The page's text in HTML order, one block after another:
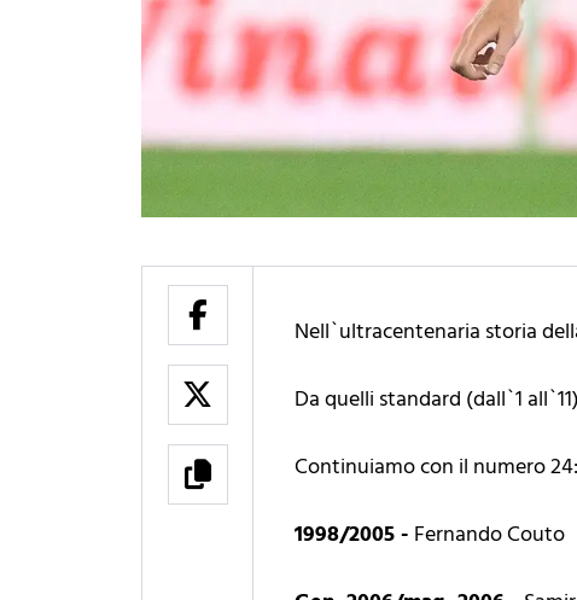
Nell`ultracentenaria storia
Da quelli standard (dall`1
Continuiamo con il numero 24:
1998/2005 - Fernando Couto